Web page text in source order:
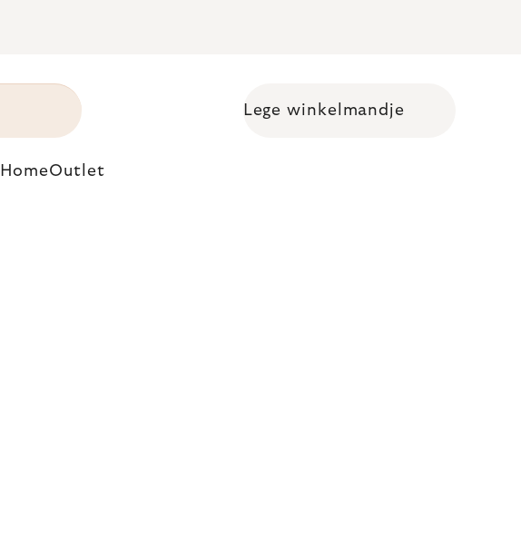
Shopping cart
Lege winkelmandje
HomeOutlet